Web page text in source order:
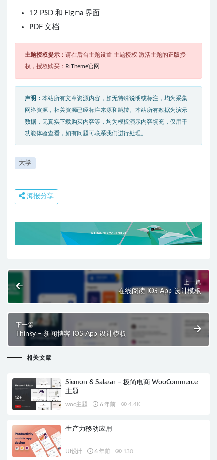
12 PSD 和 Figma 界面
PDF 文档
主题授权提示： 请在后台主题设置-主题授权-激活主题的正版授
权，授权购买： RiTheme官网
声明： 本站所有文章资源内容，如无特殊说明或标注，均为采集
网络资源，相关资源已经标注来源和跳转。本站所有数据为演示
数据，无真实下载购买内容等，均为模板演示内容填充，仅用于
功能体验查看，如有问题可联系我们进行处理。
大学
海报分享
上一篇
在线阅读 iOS App 设计模板
下一篇
Thinky – 新闻博客 iOS App 设计模板
相关文章
Siemon & Salazar – 极简电商 WooCommerce
主题
woo主题 6 年前 4.4K
生产力移动应用
UI设计 6 年前 130